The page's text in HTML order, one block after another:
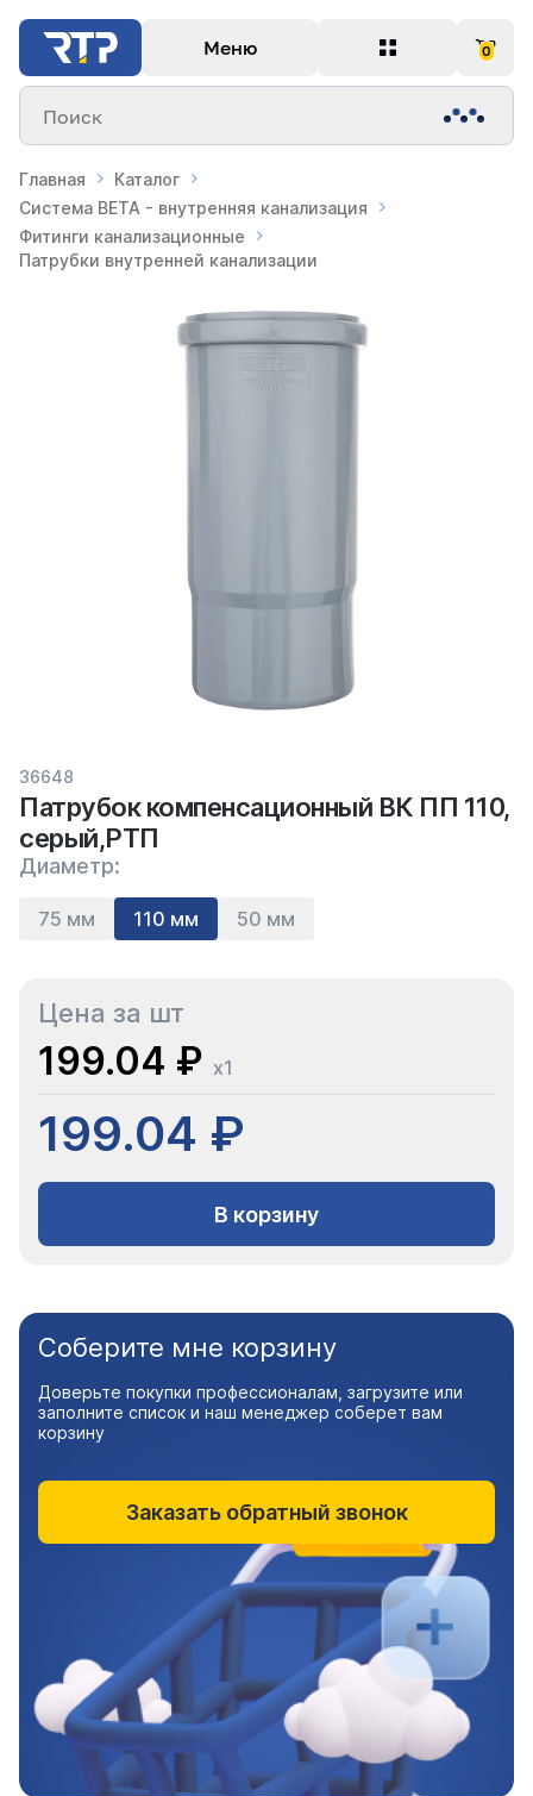
Меню 0
Поиск
Главная
Каталог
Система BETA - внутренняя канализация
Фитинги канализационные
Патрубки внутренней канализации
36648
Патрубок компенсационный ВК ПП 110,
серый,РТП
Диаметр:
75 мм 110 мм 50 мм
Цена за шт
199.04 ₽ x1
199.04 ₽
В корзину
Соберите мне корзину
Доверьте покупки профессионалам, загрузите или
заполните список и наш менеджер соберет вам
корзину
Заказать обратный звонок